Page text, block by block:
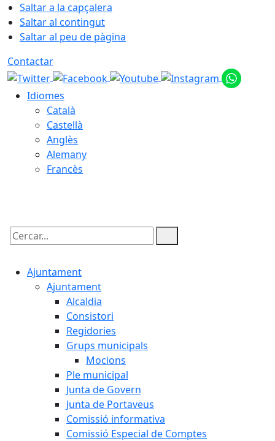
Saltar a la capçalera
Saltar al contingut
Saltar al peu de pàgina
Contactar
Idiomes
Català
Castellà
Anglès
Alemany
Francès
Cercar:
Ajuntament
Ajuntament
Alcaldia
Consistori
Regidories
Grups municipals
Mocions
Ple municipal
Junta de Govern
Junta de Portaveus
Comissió informativa
Comissió Especial de Comptes